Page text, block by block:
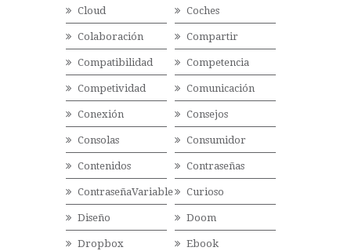
Cloud Coches
Colaboración Compartir
Compatibilidad Competencia
Competividad Comunicación
Conexión Consejos
Consolas Consumidor
Contenidos Contraseñas
ContraseñaVariable Curioso
Diseño Doom
Dropbox Ebook